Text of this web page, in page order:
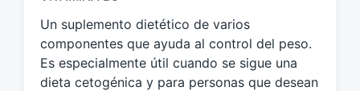
e
t
a
d
Un suplemento dietético de varios
componentes que ayuda al control del peso.
Es especialmente útil cuando se sigue una
dieta cetogénica y para personas que desean